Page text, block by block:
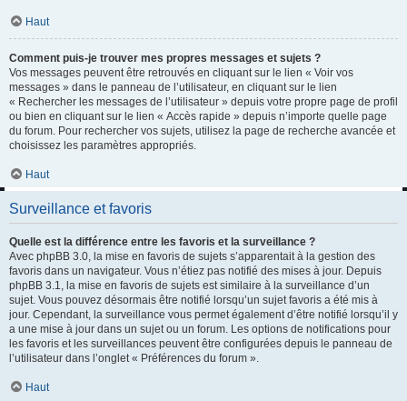
Haut
Comment puis-je trouver mes propres messages et sujets ?
Vos messages peuvent être retrouvés en cliquant sur le lien « Voir vos
messages » dans le panneau de l’utilisateur, en cliquant sur le lien
« Rechercher les messages de l’utilisateur » depuis votre propre page de profil
ou bien en cliquant sur le lien « Accès rapide » depuis n’importe quelle page
du forum. Pour rechercher vos sujets, utilisez la page de recherche avancée et
choisissez les paramètres appropriés.
Haut
Surveillance et favoris
Quelle est la différence entre les favoris et la surveillance ?
Avec phpBB 3.0, la mise en favoris de sujets s’apparentait à la gestion des
favoris dans un navigateur. Vous n’étiez pas notifié des mises à jour. Depuis
phpBB 3.1, la mise en favoris de sujets est similaire à la surveillance d’un
sujet. Vous pouvez désormais être notifié lorsqu’un sujet favoris a été mis à
jour. Cependant, la surveillance vous permet également d’être notifié lorsqu’il y
a une mise à jour dans un sujet ou un forum. Les options de notifications pour
les favoris et les surveillances peuvent être configurées depuis le panneau de
l’utilisateur dans l’onglet « Préférences du forum ».
Haut